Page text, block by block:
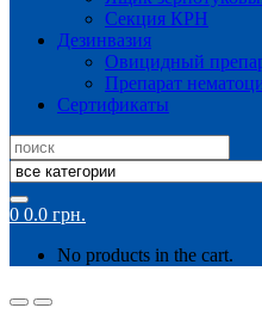
Секция КРН
Дезинвазия
Овицидный
Препарат
Сертификаты
Search
for:
0 0.0 грн.
No products in the cart.